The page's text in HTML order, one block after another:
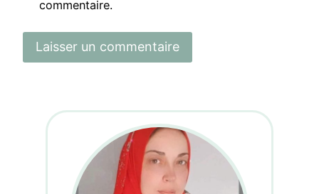
commentaire.